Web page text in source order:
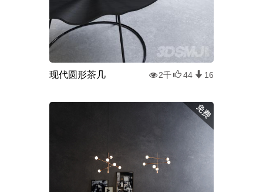
现代圆形茶几 2千 44 16